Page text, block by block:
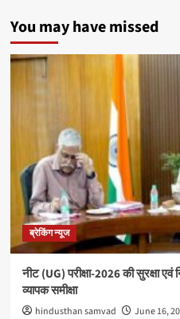
You may have missed
ब्रेकिंग न्यूज
नीट (UG) परीक्षा-2026 की सुरक्षा
व्यापक समीक्षा
hindusthan samvad June 16,